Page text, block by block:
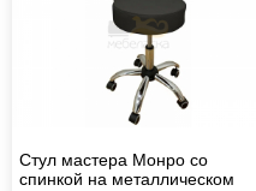
Стул мастера Монро со
спинкой на металлическом